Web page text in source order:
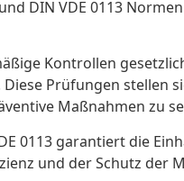
DIN VDE 0113
Kontrollen
Prüfungen stellen
Maßnahmen zu
0113 garantiert die
und der Schutz der